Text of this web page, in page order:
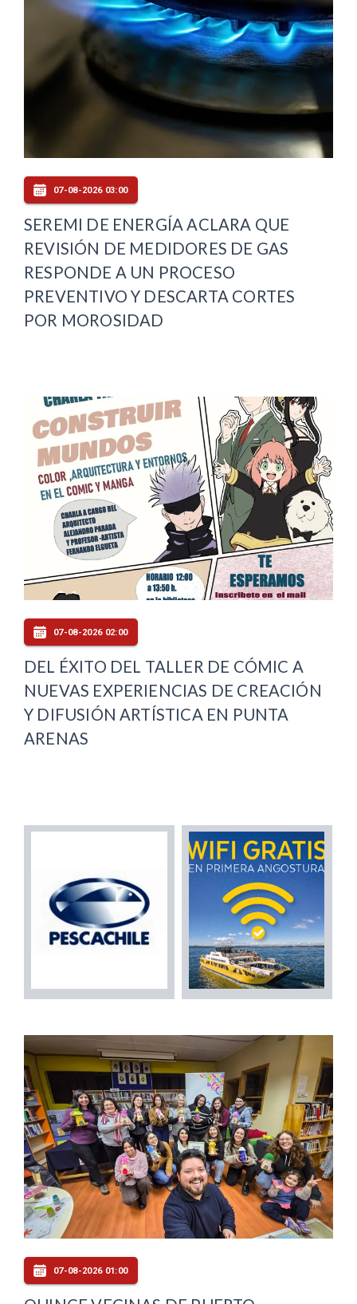
07-08-2026 03:00
SEREMI DE ENERGÍA ACLARA QUE
REVISIÓN DE MEDIDORES DE GAS
RESPONDE A UN PROCESO
PREVENTIVO Y DESCARTA CORTES
POR MOROSIDAD
07-08-2026 02:00
DEL ÉXITO DEL TALLER DE CÓMIC A
NUEVAS EXPERIENCIAS DE CREACIÓN
Y DIFUSIÓN ARTÍSTICA EN PUNTA
ARENAS
07-08-2026 01:00